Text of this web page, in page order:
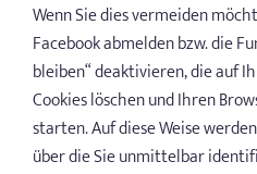
Wenn Sie dies vermeiden
Facebook abmelden bzw. die
bleiben“ deaktivieren, die auf
Cookies löschen und Ihren
starten. Auf diese Weise
über die Sie unmittelbar